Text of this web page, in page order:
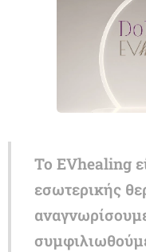
Το EVhealing
εσωτερικής
αναγνωρίσ
συμφιλιωθ